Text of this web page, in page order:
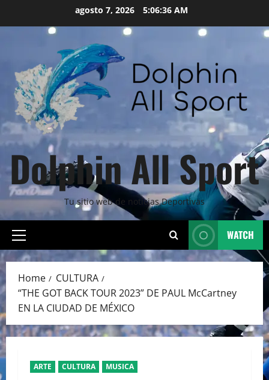
agosto 7, 2026 5:06:37 AM
Dolphin All Sport
Tu sitio web de noticias Deportivas
Primary
Menu
WATCH
Home
CULTURA
“THE GOT BACK TOUR 2023” DE PAUL McCartney
EN LA CIUDAD DE MÉXICO
ARTE CULTURA MUSICA